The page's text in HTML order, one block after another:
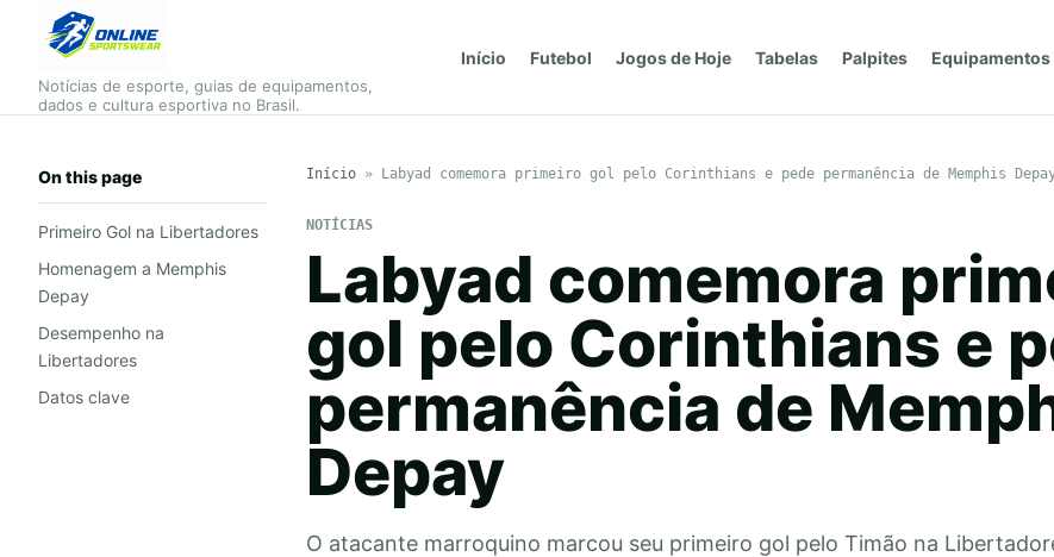
Notícias de esporte, guias de equipamentos,
dados e cultura esportiva no Brasil.
Início Futebol Jogos de Hoje Tabelas Palpites Equipamentos
On this page
Primeiro Gol na Libertadores
Homenagem a Memphis
Depay
Desempenho na
Libertadores
Datos clave
Início» Labyad comemora primeiro gol pelo Corinthians e pede permanência de Memphis
NOTÍCIAS
Labyad comemora
gol pelo Corinthians e
permanência de
Depay
O atacante marroquino marcou seu primeiro gol pelo Timão na